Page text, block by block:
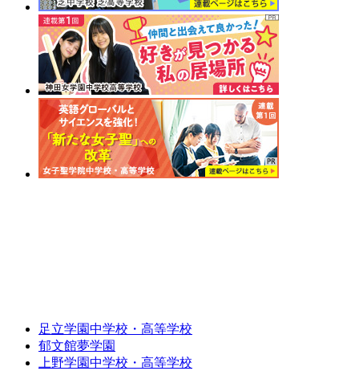
足立学園中学校・高等学校
郁文館夢学園
上野学園中学校・高等学校